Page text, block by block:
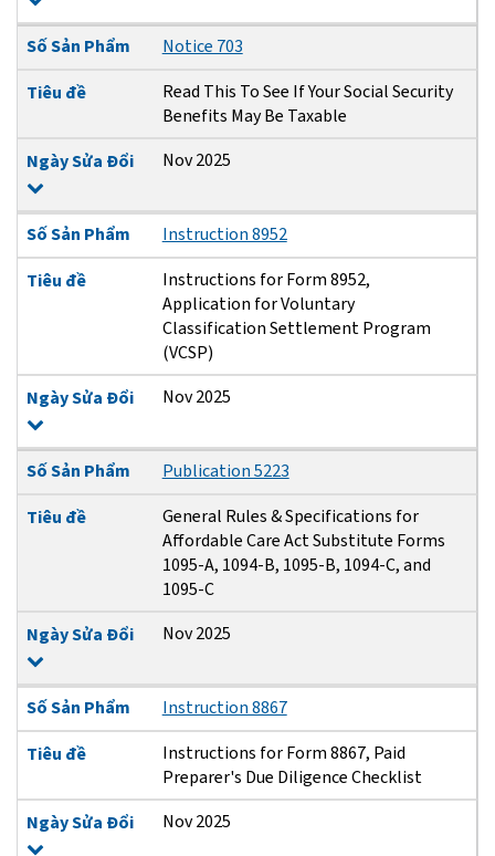
Số Sản Phẩm
Notice 703
Tiêu đề
Read This To See If Your Social Security
Benefits May Be Taxable
Ngày Sửa Đổi
Nov 2025
Số Sản Phẩm
Instruction 8952
Tiêu đề
Instructions for Form 8952,
Application for Voluntary
Classification Settlement Program
(VCSP)
Ngày Sửa Đổi
Nov 2025
Số Sản Phẩm
Publication 5223
Tiêu đề
General Rules & Specifications for
Affordable Care Act Substitute Forms
1095-A, 1094-B, 1095-B, 1094-C, and
1095-C
Ngày Sửa Đổi
Nov 2025
Số Sản Phẩm
Instruction 8867
Tiêu đề
Instructions for Form 8867, Paid
Preparer's Due Diligence Checklist
Ngày Sửa Đổi
Nov 2025